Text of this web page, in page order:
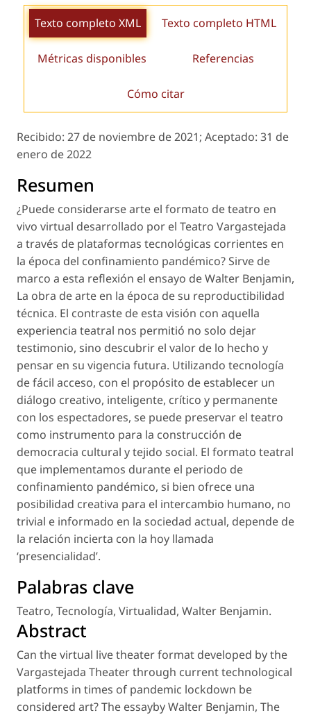
Texto completo XML Texto completo HTML
Métricas disponibles Referencias
Cómo citar
Recibido: 27 de noviembre de 2021; Aceptado: 31 de
enero de 2022
Resumen
¿Puede considerarse arte el formato de teatro en
vivo virtual desarrollado por el Teatro Vargastejada
a través de plataformas tecnológicas corrientes en
la época del confinamiento pandémico? Sirve de
marco a esta reflexión el ensayo de Walter Benjamin,
La obra de arte en la época de su reproductibilidad
técnica. El contraste de esta visión con aquella
experiencia teatral nos permitió no solo dejar
testimonio, sino descubrir el valor de lo hecho y
pensar en su vigencia futura. Utilizando tecnología
de fácil acceso, con el propósito de establecer un
diálogo creativo, inteligente, crítico y permanente
con los espectadores, se puede preservar el teatro
como instrumento para la construcción de
democracia cultural y tejido social. El formato teatral
que implementamos durante el periodo de
confinamiento pandémico, si bien ofrece una
posibilidad creativa para el intercambio humano, no
trivial e informado en la sociedad actual, depende de
la relación incierta con la hoy llamada
‘presencialidad’.
Palabras clave
Teatro, Tecnología, Virtualidad, Walter Benjamin.
Abstract
Can the virtual live theater format developed by the
Vargastejada Theater through current technological
platforms in times of pandemic lockdown be
considered art? The essayby Walter Benjamin, The